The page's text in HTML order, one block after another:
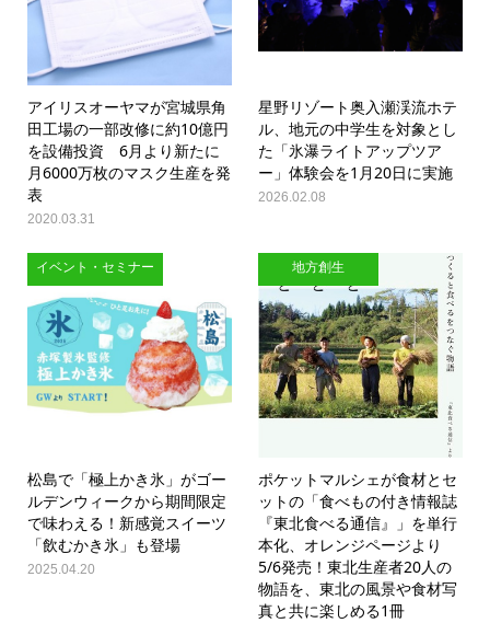
アイリスオーヤマが宮城県角
田工場の一部改修に約10億円
を設備投資 6月より新たに
月6000万枚のマスク生産を発
表
2020.03.31
星野リゾート奥入瀬渓流ホテ
ル、地元の中学生を対象とし
た「氷瀑ライトアップツア
ー」体験会を1月20日に実施
2026.02.08
イベント・セミナー
松島で「極上かき氷」がゴー
ルデンウィークから期間限定
で味わえる！新感覚スイーツ
「飲むかき氷」も登場
2025.04.20
地方創生
ポケットマルシェが食材とセ
ットの「食べもの付き情報誌
『東北食べる通信』」を単行
本化、オレンジページより
5/6発売！東北生産者20人の
物語を、東北の風景や食材写
真と共に楽しめる1冊